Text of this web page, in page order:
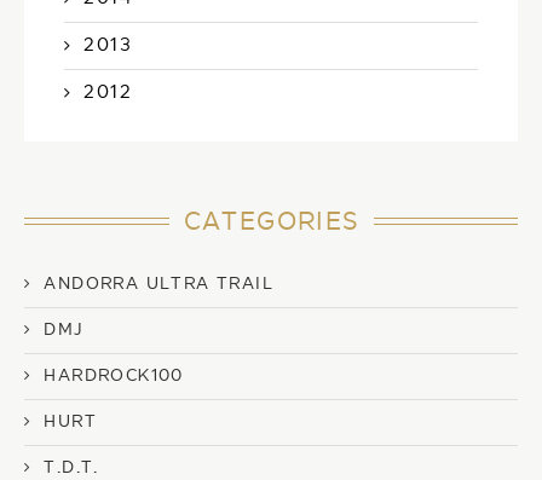
2013
2012
CATEGORIES
ANDORRA ULTRA TRAIL
DMJ
HARDROCK100
HURT
T.D.T.